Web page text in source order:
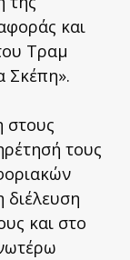
και
Τραμ
Σκέπη».
στους
τους
και στο